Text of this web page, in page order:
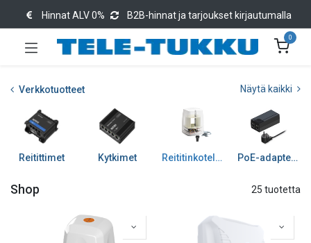
Hinnat ALV 0% B2B-hinnat ja tarjoukset kirjautumalla
0
Verkkotuotteet Näytä kaikki
Reitittimet Kytkimet Reititinkotelot ja tarv PoE-adapterit ja muuntimet
Shop 25 tuotetta